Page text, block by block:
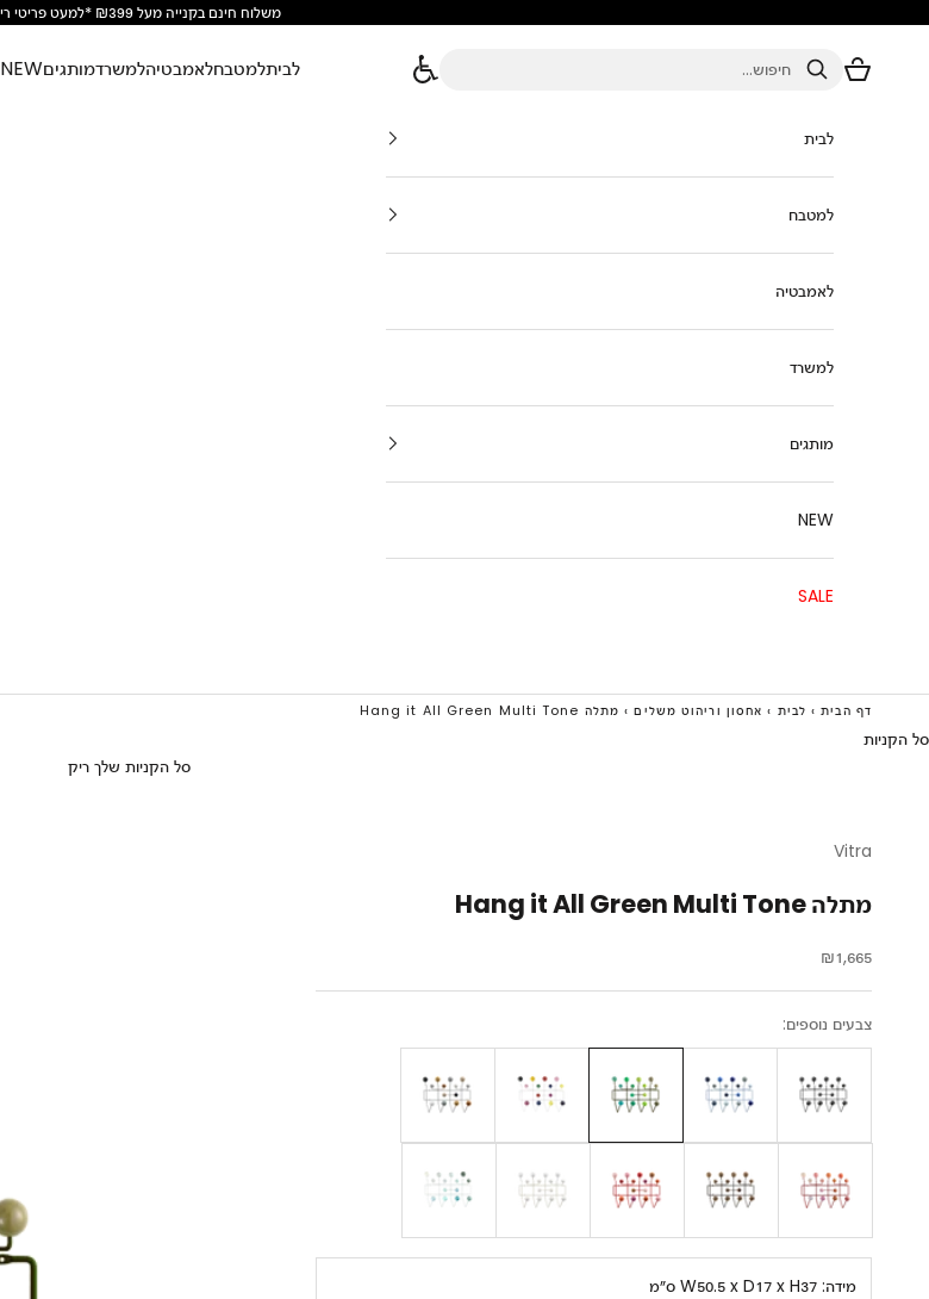
משלוח חינם בקנייה מעל ₪399 *למעט פריטי ריהוט
לביתלמטבחלאמבטיהלמשרדמותגיםNEW חיפוש
סל הקניות
לבית
למטבח
לאמבטיה
למשרד
מותגים
NEW
SALE
דף הבית › לבית › אחסון וריהוט משלים › מתלה Hang it All Green Multi Tone
סל הקניות
סל הקניות שלך ריק
Vitra
מתלה Hang it All Green Multi Tone
מחיר מבצע
₪1,665
צבעים נוספים:
מידה: W50.5 x D17 x H37 ס״מ